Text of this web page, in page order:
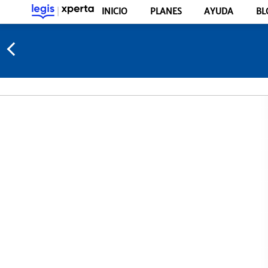
INICIO PLANES AYUDA